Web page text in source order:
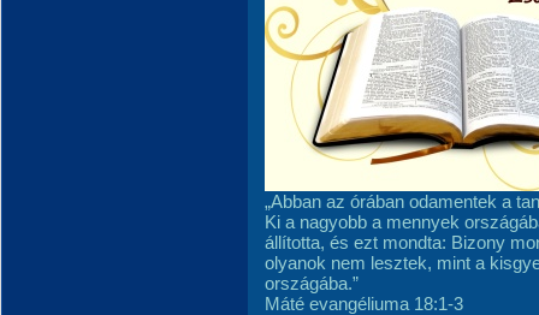
„Abban az órában odamentek a
Ki a nagyobb a mennyek
állította, és ezt mondta: Bizony
olyanok nem lesztek, mint a
országába.”
Máté evangéliuma 18:1-3